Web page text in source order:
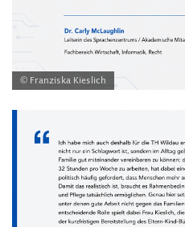
© Franziska Kieslich